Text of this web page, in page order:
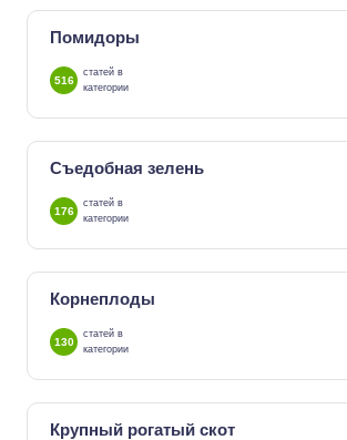
Помидоры
516
статей в
категории
Съедобная зелень
176
статей в
категории
Корнеплоды
130
статей в
категории
Крупный рогатый скот